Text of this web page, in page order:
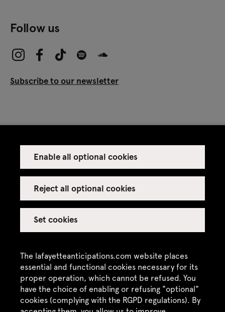
The lafayetteanticipations.com website places
essential and functional cookies necessary for its
proper operation, which cannot be refused. You
have the choice of enabling or refusing "optional"
cookies (complying with the RGPD regulations). By
Enable all optional cookies
Reject all optional cookies
Set cookies
Follow us
Subscribe to our newsletter
Venue rental
Credits
Privacy policy
CGU / CGV
Site map